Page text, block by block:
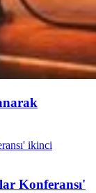
Konferansı'